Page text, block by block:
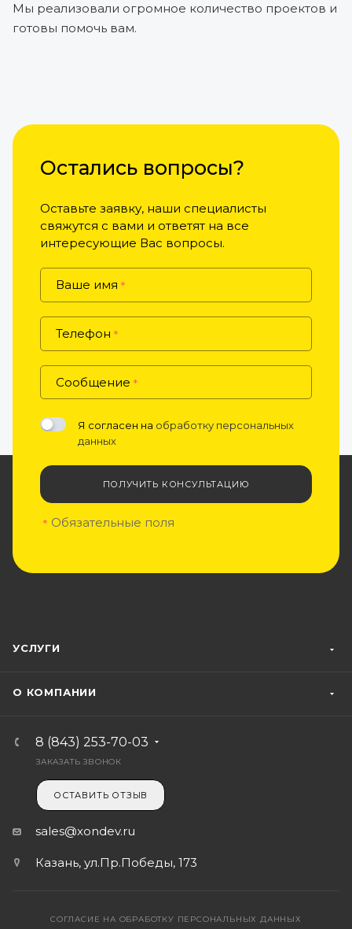
Мы реализовали огромное количество проектов и
готовы помочь вам.
Остались вопросы?
Оставьте заявку, наши специалисты
свяжутся с вами и ответят на все
интересующие Вас вопросы.
Ваше имя *
Телефон *
Сообщение *
Я согласен на обработку персональных
данных
ПОЛУЧИТЬ КОНСУЛЬТАЦИЮ
* Обязательные поля
УСЛУГИ
О КОМПАНИИ
8 (843) 253-70-03
ЗАКАЗАТЬ ЗВОНОК
ОСТАВИТЬ ОТЗЫВ
sales@xondev.ru
Казань, ул.Пр.Победы, 173
СОГЛАСИЕ НА ОБРАБОТКУ ПЕРСОНАЛЬНЫХ ДАННЫХ